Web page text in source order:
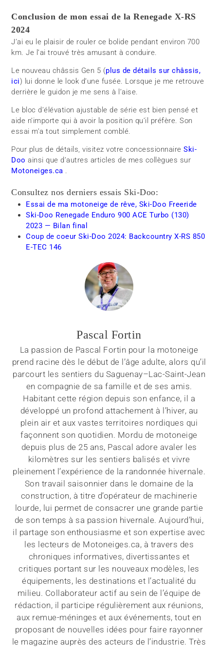
Conclusion de mon essai de la Renegade X-RS
2024
J’ai eu le plaisir de rouler ce bolide pendant environ 700
km. Je l’ai trouvé très amusant à conduire.
Le nouveau châssis Gen 5 (plus de détails sur châssis,
ici) lui donne le look d’une fusée. Lorsque je me retrouve
derrière le guidon je me sens à l’aise.
Le bloc d’élévation ajustable de série est bien pensé et
aide n’importe qui à avoir la position qu’il préfère. Son
essai m’a tout simplement comblé.
Pour plus de détails, visitez votre concessionnaireSki-
Doo ainsi que d’autres articles de mes collègues sur
Motoneiges.ca .
Consultez nos derniers essais Ski-Doo:
Essai de ma motoneige de rêve, Ski-Doo Freeride
Ski-Doo Renegade Enduro 900 ACE Turbo (130)
2023 — Bilan final
Coup de coeur Ski-Doo 2024: Backcountry X-RS 850
E-TEC 146
Pascal Fortin
La passion de Pascal Fortin pour la motoneige
prend racine dès le début de l’âge adulte, alors qu’il
parcourt les sentiers du Saguenay–Lac-Saint-Jean
en compagnie de sa famille et de ses amis.
Habitant cette région depuis son enfance, il a
développé un profond attachement à l’hiver, au
plein air et aux vastes territoires nordiques qui
façonnent son quotidien. Mordu de motoneige
depuis plus de 25 ans, Pascal adore avaler les
kilomètres sur les sentiers balisés et vivre
pleinement l’expérience de la randonnée hivernale.
Son travail saisonnier dans le domaine de la
construction, à titre d’opérateur de machinerie
lourde, lui permet de consacrer une grande partie
de son temps à sa passion hivernale. Aujourd’hui,
il partage son enthousiasme et son expertise avec
les lecteurs de Motoneiges.ca, à travers des
chroniques informatives, divertissantes et
critiques portant sur les nouveaux modèles, les
équipements, les destinations et l’actualité du
milieu. Collaborateur actif au sein de l’équipe de
rédaction, il participe régulièrement aux réunions,
aux remue-méninges et aux événements, tout en
proposant de nouvelles idées pour faire rayonner
le magazine auprès des acteurs de l’industrie. Très